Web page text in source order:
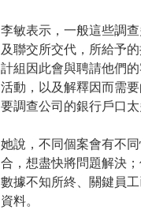
李敏表示，一般這些調
及聯交所交代，所給予
計組因此會與聘請他們
活動，以及解釋因而需
要調查公司的銀行戶口
她說，不同個案會有不
合，想盡快將問題解決
數據不知所終、關鍵員
資料。